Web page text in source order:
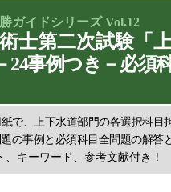
ガイドシリーズ Vol.12
士第二次試験「
24事例つき－必須
で、上下水道部門の各選択科目
の事例と必須科目全問題の解答
キーワード、参考文献付き！